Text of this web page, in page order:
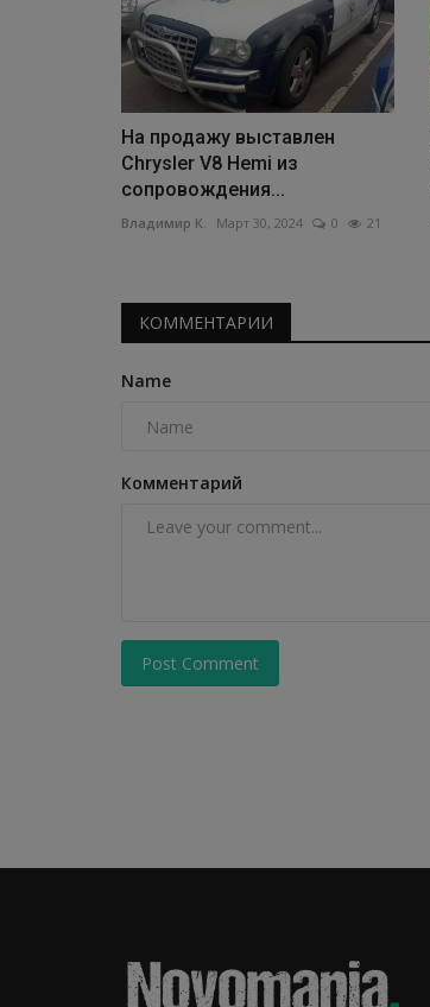
На продажу выставлен
Chrysler V8 Hemi из
сопровождения...
Владимир К. Март 30, 2024 0 21
КОММЕНТАРИИ
Name
Комментарий
Post Comment